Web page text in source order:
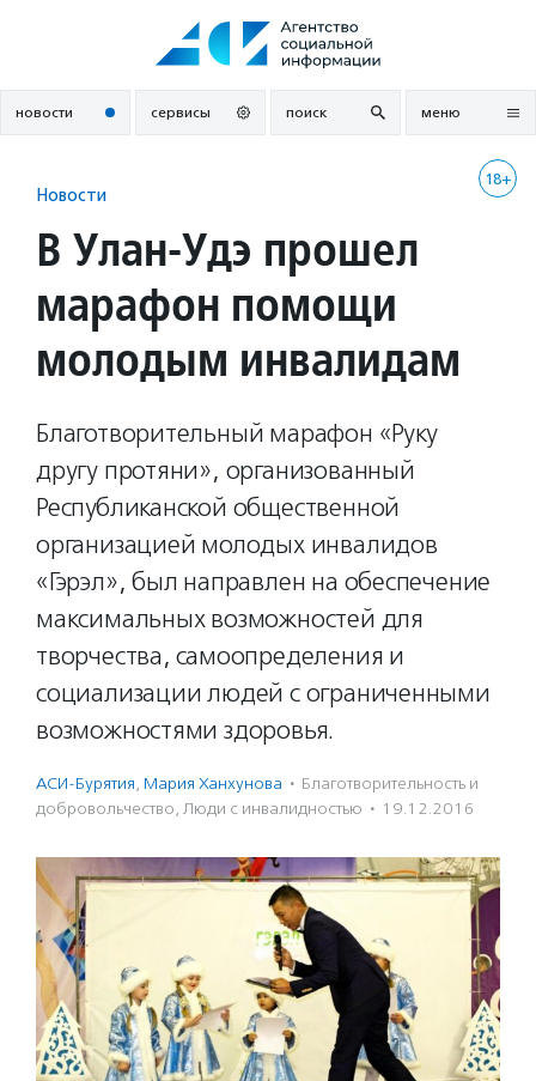
новости сервисы поиск меню
18+
Новости
В Улан-Удэ прошел
марафон помощи
молодым инвалидам
Благотворительный марафон «Руку
другу протяни», организованный
Республиканской общественной
организацией молодых инвалидов
«Гэрэл», был направлен на обеспечение
максимальных возможностей для
творчества, самоопределения и
социализации людей с ограниченными
возможностями здоровья.
АСИ-Бурятия, Мария Ханхунова · Благотвори­тель­ность и
доброволь­чест­во, Люди с инвалидностью · 19.12.2016